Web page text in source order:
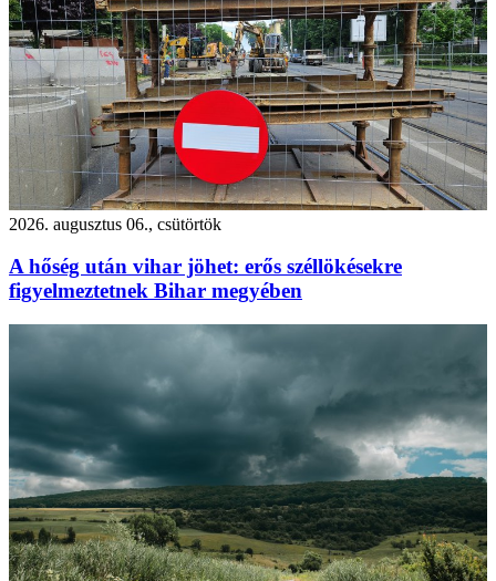
2026. augusztus 06., csütörtök
A hőség után vihar jöhet: erős széllökésekre
figyelmeztetnek Bihar megyében